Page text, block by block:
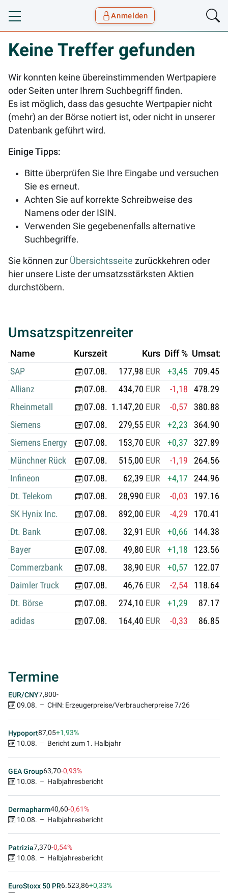
Toggle navigation
Anmelden
Keine Treffer gefunden
Wir konnten keine übereinstimmenden Wertpapiere
oder Seiten unter Ihrem Suchbegriff finden.
Es ist möglich, dass das gesuchte Wertpapier nicht
(mehr) an der Börse notiert ist, oder nicht in unserer
Datenbank geführt wird.
Einige Tipps:
Bitte überprüfen Sie Ihre Eingabe und versuchen
Sie es erneut.
Achten Sie auf korrekte Schreibweise des
Namens oder der ISIN.
Verwenden Sie gegebenenfalls alternative
Suchbegriffe.
Sie können zur Übersichtsseite zurückkehren oder
hier unsere Liste der umsatzsstärksten Aktien
durchstöbern.
Umsatzspitzenreiter
Name Kurszeit Kurs Diff % Umsatz
SAP
07.08. 177,98 EUR +3,45
Allianz
07.08. 434,70 EUR -1,18
Rheinmetall
07.08. 1.147,20 EUR -0,57
Siemens
07.08. 279,55 EUR +2,23
Siemens Energy
07.08. 153,70 EUR +0,37
Münchner Rück
07.08. 515,00 EUR -1,19
Infineon
07.08. 62,39 EUR +4,17
Dt. Telekom
07.08. 28,990 EUR -0,03
SK Hynix Inc.
07.08. 892,00 EUR -4,29
Dt. Bank
07.08. 32,91 EUR +0,66
Bayer
07.08. 49,80 EUR +1,18
Commerzbank
07.08. 38,90 EUR +0,57
Daimler Truck
07.08. 46,76 EUR -2,54
Dt. Börse
07.08. 274,10 EUR +1,29
adidas
07.08. 164,40 EUR -0,33
Termine
EUR/CNY7,800-
09.08.
CHN: Erzeugerpreise/Verbraucherpreise 7/26
Hypoport87,05+1,93%
10.08.
Bericht zum 1. Halbjahr
GEA Group63,70-0,93%
10.08.
Halbjahresbericht
Dermapharm40,60-0,61%
10.08.
Halbjahresbericht
Patrizia7,370-0,54%
10.08.
Halbjahresbericht
EuroStoxx 50 PR6.523,86+0,33%